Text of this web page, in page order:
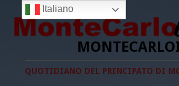
QUOTIDIANO DEL PRINCIPATO DI
Italiano